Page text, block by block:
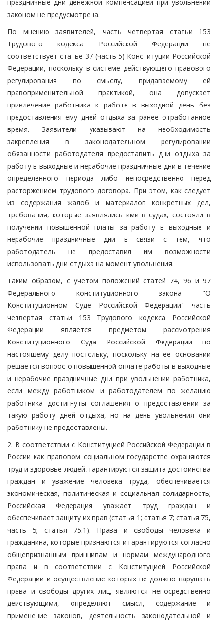
праздничные дни денежной компенсацией при увольнении
законом не предусмотрена.
По мнению заявителей, часть четвертая статьи 153
Трудового кодекса Российской Федерации не
соответствует статье 37 (часть 5) Конституции Российской
Федерации, поскольку в системе действующего правового
регулирования по смыслу, придаваемому ей
правоприменительной практикой, она допускает
привлечение работника к работе в выходной день без
предоставления ему дней отдыха за ранее отработанное
время. Заявители указывают на необходимость
закрепления в законодательном регулировании
обязанности работодателя предоставить дни отдыха за
работу в выходные и нерабочие праздничные дни в течение
определенного периода либо непосредственно перед
расторжением трудового договора. При этом, как следует
из содержания жалоб и материалов конкретных дел,
требования, которые заявлялись ими в судах, состояли в
получении повышенной платы за работу в выходные и
нерабочие праздничные дни в связи с тем, что
работодатель не предоставил им возможности
использовать дни отдыха на момент увольнения.
Таким образом, с учетом положений статей 74, 96 и 97
Федерального конституционного закона "О
Конституционном Суде Российской Федерации" часть
четвертая статьи 153 Трудового кодекса Российской
Федерации является предметом рассмотрения
Конституционного Суда Российской Федерации по
настоящему делу постольку, поскольку на ее основании
решается вопрос о повышенной оплате работы в выходные
и нерабочие праздничные дни при увольнении работника,
если между работником и работодателем по желанию
работника достигнуты соглашения о предоставлении за
такую работу дней отдыха, но на день увольнения они
работнику не предоставлены.
2. В соответствии с Конституцией Российской Федерации в
России как правовом социальном государстве охраняются
труд и здоровье людей, гарантируются защита достоинства
граждан и уважение человека труда, обеспечивается
экономическая, политическая и социальная солидарность;
Российская Федерация уважает труд граждан и
обеспечивает защиту их прав (статья 1; статья 7; статья 75,
часть 5; статья 75.1). Права и свободы человека и
гражданина, которые признаются и гарантируются согласно
общепризнанным принципам и нормам международного
права и в соответствии с Конституцией Российской
Федерации и осуществление которых не должно нарушать
права и свободы других лиц, являются непосредственно
действующими, определяют смысл, содержание и
применение законов, деятельность законодательной и